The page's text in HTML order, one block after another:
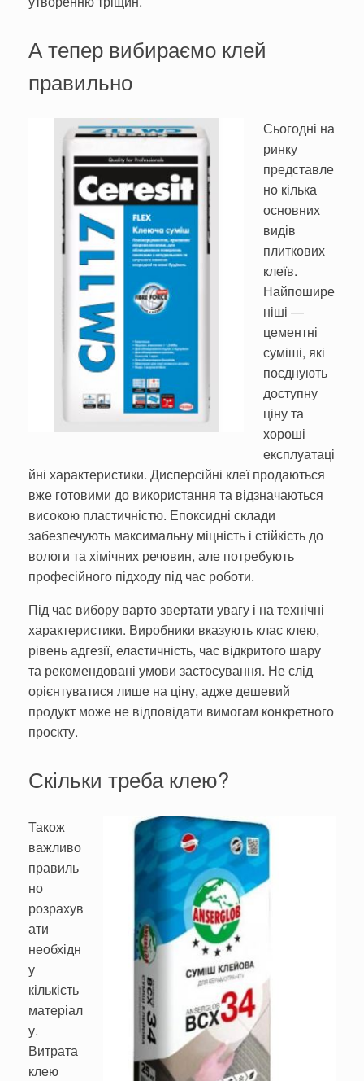
А тепер вибираємо клей
правильно
Сьогодні на
ринку
представле
но кілька
основних
видів
плиткових
клеїв.
Найпошире
ніші —
цементні
суміші, які
поєднують
доступну
ціну та
хороші
експлуатаці
йні характеристики. Дисперсійні клеї продаються
вже готовими до використання та відзначаються
високою пластичністю. Епоксидні склади
забезпечують максимальну міцність і стійкість до
вологи та хімічних речовин, але потребують
професійного підходу під час роботи.
Під час вибору варто звертати увагу і на технічні
характеристики. Виробники вказують клас клею,
рівень адгезії, еластичність, час відкритого шару
та рекомендовані умови застосування. Не слід
орієнтуватися лише на ціну, адже дешевий
продукт може не відповідати вимогам конкретного
проєкту.
Скільки треба клею?
Також
важливо
правиль
но
розрахув
ати
необхідн
у
кількість
матеріал
у.
Витрата
клею